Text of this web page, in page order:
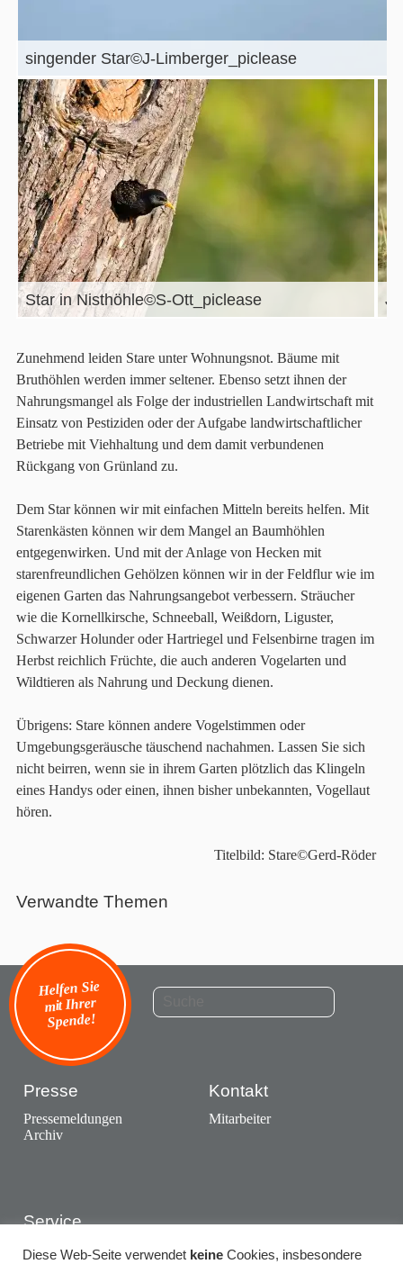
singender Star©J-Limberger_piclease
Star in Nisthöhle©S-Ott_piclease
Zunehmend leiden Stare unter Wohnungsnot. Bäume mit
Bruthöhlen werden immer seltener. Ebenso setzt ihnen der
Nahrungsmangel als Folge der industriellen Landwirtschaft mit
Einsatz von Pestiziden oder der Aufgabe landwirtschaftlicher
Betriebe mit Viehhaltung und dem damit verbundenen
Rückgang von Grünland zu.
Dem Star können wir mit einfachen Mitteln bereits helfen. Mit
Starenkästen können wir dem Mangel an Baumhöhlen
entgegenwirken. Und mit der Anlage von Hecken mit
starenfreundlichen Gehölzen können wir in der Feldflur wie im
eigenen Garten das Nahrungsangebot verbessern. Sträucher
wie die Kornellkirsche, Schneeball, Weißdorn, Liguster,
Schwarzer Holunder oder Hartriegel und Felsenbirne tragen im
Herbst reichlich Früchte, die auch anderen Vogelarten und
Wildtieren als Nahrung und Deckung dienen.
Übrigens: Stare können andere Vogelstimmen oder
Umgebungsgeräusche täuschend nachahmen. Lassen Sie sich
nicht beirren, wenn sie in ihrem Garten plötzlich das Klingeln
eines Handys oder einen, ihnen bisher unbekannten, Vogellaut
hören.
Titelbild: Stare©Gerd-Röder
Verwandte Themen
Helfen Sie
mit Ihrer
Spende!
Presse
Pressemeldungen
Archiv
Kontakt
Mitarbeiter
Service
Ausstellungen
Diese Web-Seite verwendet keine Cookies, insbesondere